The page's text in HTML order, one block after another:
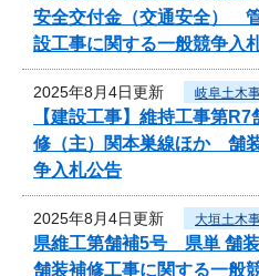
安全交付金（交通安全）
設工事に関する一般競争入
2025年8月4日更新 岐阜土木
【建設工事】維持工事第
修（主）関本巣線ほか 舗
争入札公告
2025年8月4日更新 大垣土木
県維工第舗補5号 県単 舗
舗装補修工事に関する一般